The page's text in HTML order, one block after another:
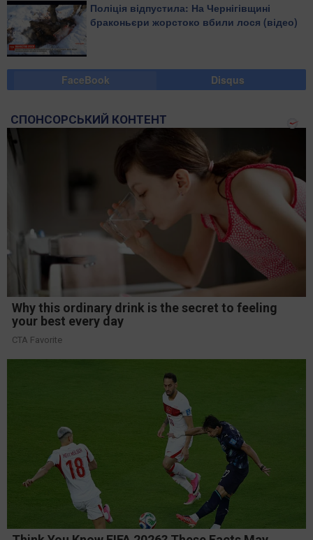
Поліція відпустила: На Чернігівщині
браконьєри жорстоко вбили лося (відео)
FaceBook Disqus
СПОНСОРСЬКИЙ КОНТЕНТ
Why this ordinary drink is the secret to feeling
your best every day
CTA Favorite